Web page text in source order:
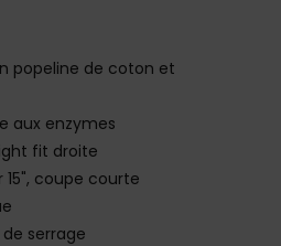
popeline de coton et
aux enzymes
fit droite
15", coupe courte
serrage